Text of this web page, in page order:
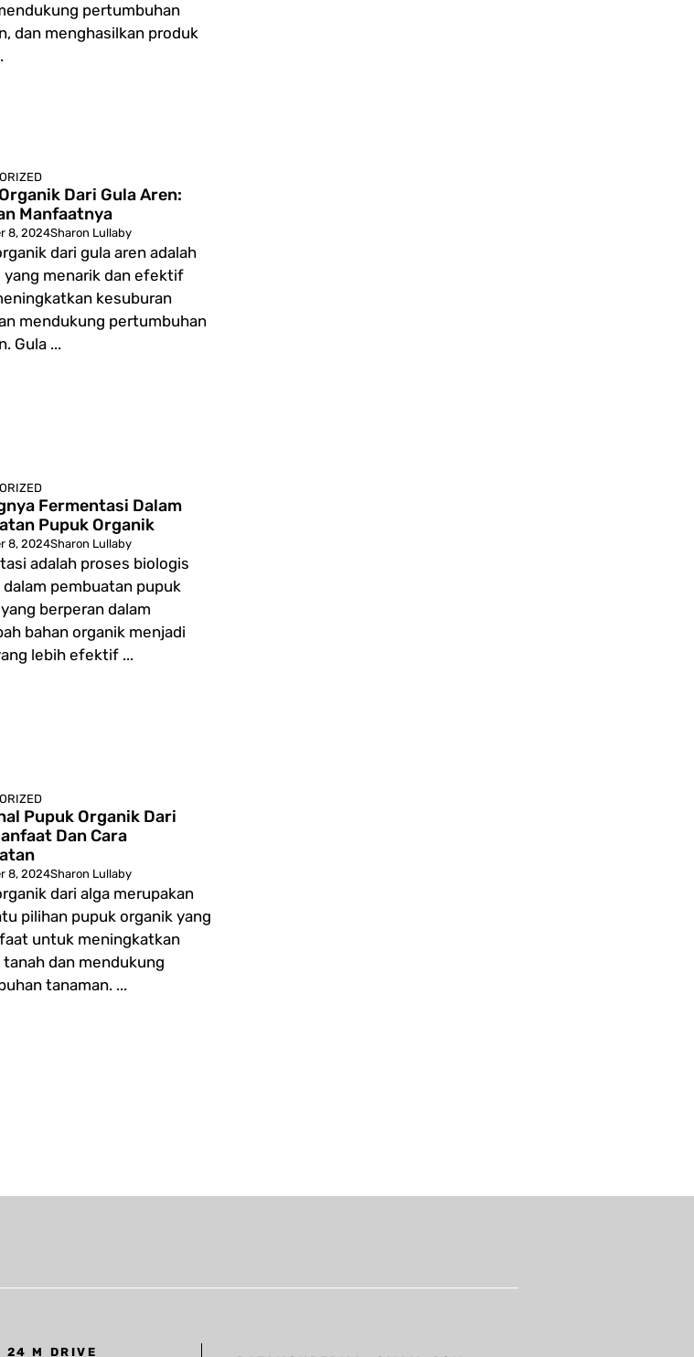
pertumbuhan
dan menghasilkan produk
Dari Gula Aren:
Manfaatnya
8, 2024Sharon Lullaby
dari gula aren adalah
yang menarik dan efektif
kesuburan
mendukung pertumbuhan
Gula ...
Fermentasi Dalam
Pupuk Organik
8, 2024Sharon Lullaby
adalah proses biologis
pembuatan pupuk
berperan dalam
bahan organik menjadi
lebih efektif ...
Pupuk Organik Dari
Dan Cara
8, 2024Sharon Lullaby
dari alga merupakan
pilihan pupuk organik yang
untuk meningkatkan
dan mendukung
tanaman. ...
24 M DRIVE